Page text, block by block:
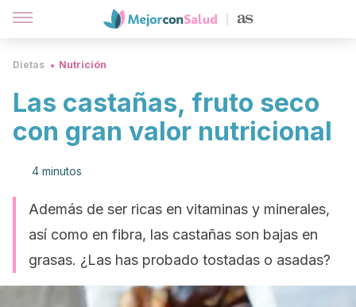
Dietas Nutrición
Las castañas, fruto seco
con gran valor nutricional
4 minutos
Además de ser ricas en vitaminas y minerales,
así como en fibra, las castañas son bajas en
grasas. ¿Las has probado tostadas o asadas?